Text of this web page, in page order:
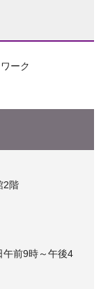
ーク
2階
午前9時～午後4